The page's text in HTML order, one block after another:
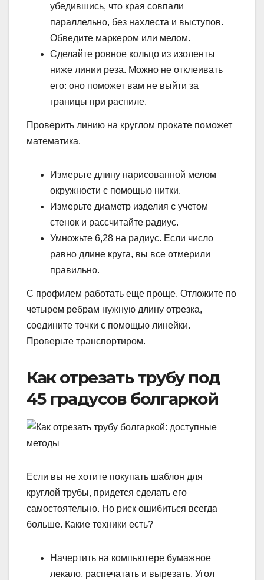
убедившись, что края совпали
параллельно, без нахлеста и выступов.
Обведите маркером или мелом.
Сделайте ровное кольцо из изоленты
ниже линии реза. Можно не отклеивать
его: оно поможет вам не выйти за
границы при распиле.
Проверить линию на круглом прокате поможет
математика.
Измерьте длину нарисованной мелом
окружности с помощью нитки.
Измерьте диаметр изделия с учетом
стенок и рассчитайте радиус.
Умножьте 6,28 на радиус. Если число
равно длине круга, вы все отмерили
правильно.
С профилем работать еще проще. Отложите по
четырем ребрам нужную длину отрезка,
соедините точки с помощью линейки.
Проверьте транспортиром.
Как отрезать трубу под
45 градусов болгаркой
Если вы не хотите покупать шаблон для
круглой трубы, придется сделать его
самостоятельно. Но риск ошибиться всегда
больше. Какие техники есть?
Начертить на компьютере бумажное
лекало, распечатать и вырезать. Угол